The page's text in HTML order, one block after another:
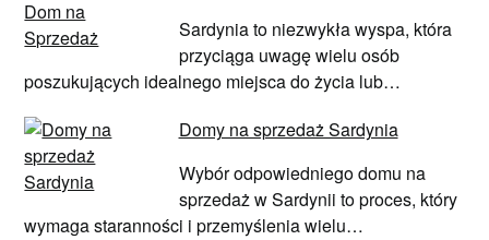
Sardynia to niezwykła wyspa, która
przyciąga uwagę wielu osób
poszukujących idealnego miejsca do życia lub…
Domy na sprzedaż Sardynia
Wybór odpowiedniego domu na
sprzedaż w Sardynii to proces, który
wymaga staranności i przemyślenia wielu…